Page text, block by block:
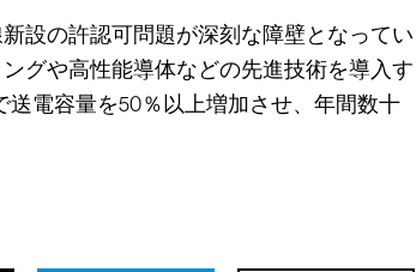
設の許認可問題が深刻な障壁となってい
グや高性能導体などの先進技術を導入す
送電容量を50％以上増加させ、年間数十